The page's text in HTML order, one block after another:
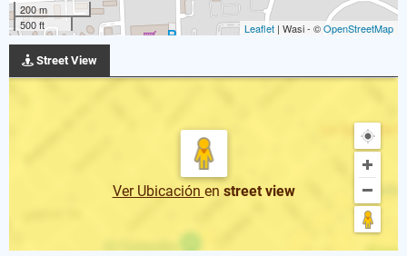
200 m
500 ft
Leaflet | Wasi - ©OpenStreetMap
Street View
Ver Ubicación en street view